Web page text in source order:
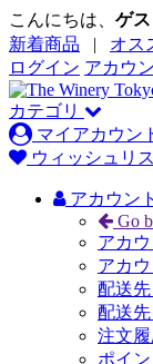
こんにちは、 ゲ
新着商品 | オス
ログイン アカウ
カテゴリ
マイアカウン
ウィッシュリ
アカウン
Go
アカ
アカ
配送先
配送
注文
ポイ